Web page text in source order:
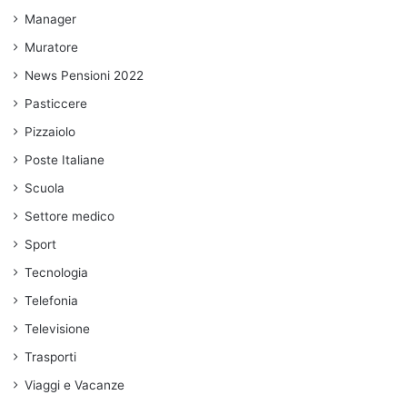
Manager
Muratore
News Pensioni 2022
Pasticcere
Pizzaiolo
Poste Italiane
Scuola
Settore medico
Sport
Tecnologia
Telefonia
Televisione
Trasporti
Viaggi e Vacanze